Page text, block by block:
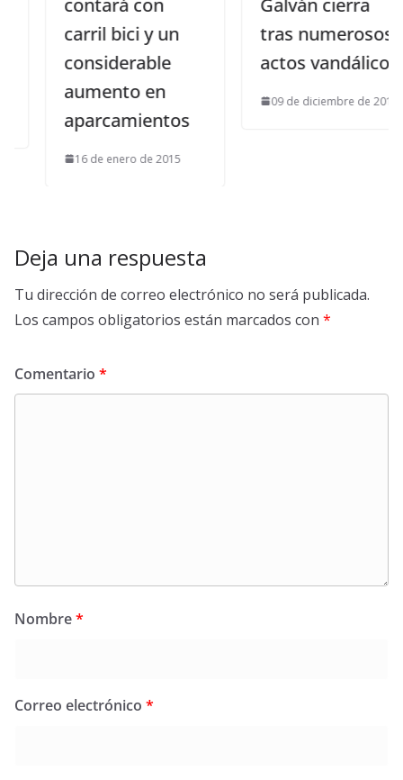
carril bici y un
considerable
aumento en
aparcamientos
16 de enero de 2015
tras numerosos
actos vandálicos
09 de diciembre de 2015
Deja una respuesta
Tu dirección de correo electrónico no será publicada.
Los campos obligatorios están marcados con *
Comentario *
Nombre*
Correo electrónico *